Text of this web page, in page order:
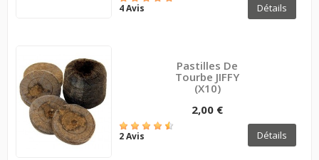
4 Avis Détails
Pastilles De
Tourbe JIFFY
(x10)
2,00 €
2 Avis Détails